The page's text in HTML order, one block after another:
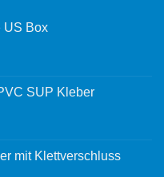
US Box
SUP Kleber
mit Klettverschluss